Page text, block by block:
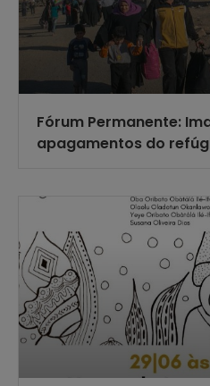
Fórum Permanente:
apagamentos do